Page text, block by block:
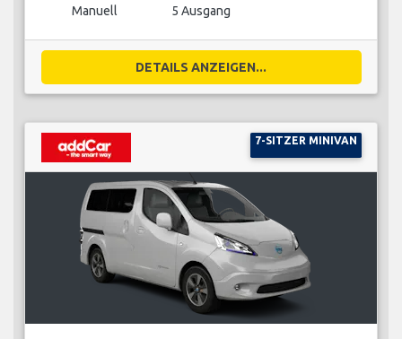
Manuell 5 Ausgang
DETAILS ANZEIGEN...
7-SITZER MINIVAN